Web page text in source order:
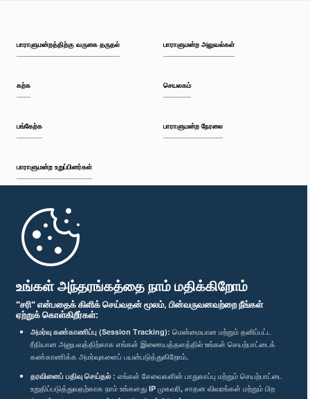
உங்கள் அந்தரங்கத்தை நாம் மதிக்கிறோம்
"சரி" என்பதைக் கிளிக் செய்வதன் மூலம், பின்வருவனவற்றை நீங்கள்
ஏற்றுக் கொள்கிறீர்கள்:
அமர்வு கண்காணிப்பு (Session Tracking): மென்மையான மற்றும் தனிப்பட்ட
ரீதியான அனுபவத்திற்காக எங்கள் இணையத்தளத்தில் உங்கள் செயற்பாட்டைக்
கண்காணிக்க அமர்வுகளைப் பயன்படுத்துகிறோம்.
தரவினைப் பதிவு செய்தல் : எங்கள் சேவைகளின் பாதுகாப்பு மற்றும் செயற்பாட்டை
உறுதிப்படுத்துவதற்காக நாம் உங்களது IP முகவரி, சாதன விவரங்கள் மற்றும் பிற
பாராளுமன்றத்திற்கு வருகை தருதல்
கற்க
பங்கேற்க
பாராளுமன்ற உறுப்பினர்கள்
முதற்பக்கம்
பாராளுமன்ற அலுவல்கள்
செயலகம்
பாராளுமன்ற நேரலை
பாராளுமன்ற கையடக்க செயலி
எம்மை பின்தொடர்க :
விருதுகள்